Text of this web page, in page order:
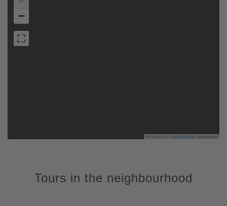
−
Leaflet OpenStreetMapcontributors
Tours in the neighbourhood